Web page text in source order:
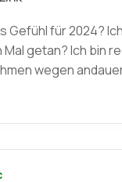
Gefühl für 2024?
getan? Ich bin
wegen